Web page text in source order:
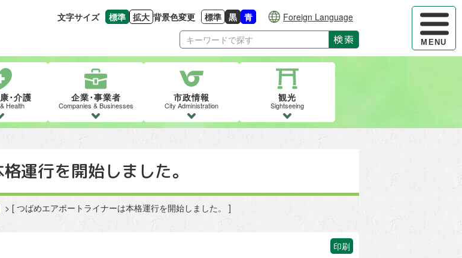
ハンバー
MENU
文字サイズ 標準
文字の大きさをもとの大きさに戻す
拡大
文字を大きくする
背景色変更 標準
背景色の変更：白
黒
背景色の変更：黒
青
背景色の変更：青
Foreign Language
検索
･介護
Health
企業･事業者
Companies & Businesses
市政情報
City Administration
観光
Sightseeing
運行を開始しました。
> [ つばめエアポートライナーは本格運行を開始しました。 ]
印刷